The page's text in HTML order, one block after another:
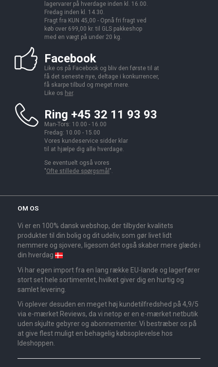
lagervarer på hverdage inden kl. 16.00.
Fredag inden kl. 14.30.
Fragt fra KUN 45,00 - Opnå fri fragt ved
køb over 699,00 kr. til GLS pakkeshop
med en vægt på under 20 kg.
Facebook
Like os på Facebook og bliv den første til at
få det seneste nye, deltage i konkurrencer,
få skarpe tilbud og meget mere.
Like os her.
Ring +45 32 11 93 93
Man-Tors: 10.00 - 16.00
Fredag: 10.00 - 15.00
Vores kundeservice sidder klar
til at hjælpe dig alle hverdage.
Se eventuelt også vores
"Ofte stillede spørgsmål ".
OM OS
Vi er en 100% dansk webshop, der tilbyder kvalitets
produkter til din bolig og dit udeliv, som gør livet lidt
nemmere og sjovere, ligesom det også skaber mere glæde i
din hverdag
Vi har egen import fra en lang række EU-lande og lagerfører
stort set hele sortimentet, hvilket giver dig en hurtig og
samlet levering.
Vi oplever desuden en meget høj kundetilfredshed på 4,9/5
via e-mærket Reviews, da vi netop er en e-mærket netbutik
uden skjulte gebyrer og abonnementer. Vi bestræber os på
at give flest muligt en behagelig købsoplevelse hos
Ideshoppen.